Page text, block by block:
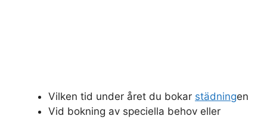
Vilken tid under året du bokar städningen
Vid bokning av speciella behov eller